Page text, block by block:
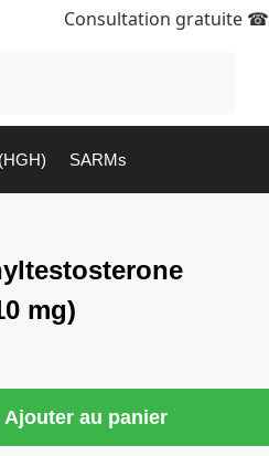
Consultation gratuite ☎
SARMs
mg)
Ajouter au panier